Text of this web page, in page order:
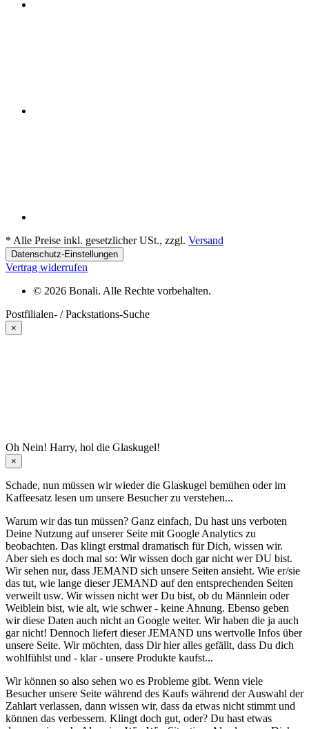
* Alle Preise inkl. gesetzlicher USt., zzgl. Versand
Datenschutz-Einstellungen
Vertrag widerrufen
© 2026 Bonali. Alle Rechte vorbehalten.
Postfilialen- / Packstations-Suche
×
Oh Nein! Harry, hol die Glaskugel!
×
Schade, nun müssen wir wieder die Glaskugel bemühen oder im
Kaffeesatz lesen um unsere Besucher zu verstehen...
Warum wir das tun müssen? Ganz einfach, Du hast uns verboten
Deine Nutzung auf unserer Seite mit Google Analytics zu
beobachten. Das klingt erstmal dramatisch für Dich, wissen wir.
Aber sieh es doch mal so: Wir wissen doch gar nicht wer DU bist.
Wir sehen nur, dass JEMAND sich unsere Seiten ansieht. Wie er/sie
das tut, wie lange dieser JEMAND auf den entsprechenden Seiten
verweilt usw. Wir wissen nicht wer Du bist, ob du Männlein oder
Weiblein bist, wie alt, wie schwer - keine Ahnung. Ebenso geben
wir diese Daten auch nicht an Google weiter. Wir haben die ja auch
gar nicht! Dennoch liefert dieser JEMAND uns wertvolle Infos über
unsere Seite. Wir möchten, dass Dir hier alles gefällt, dass Du dich
wohlfühlst und - klar - unsere Produkte kaufst...
Wir können so also sehen wo es Probleme gibt. Wenn viele
Besucher unsere Seite während des Kaufs während der Auswahl der
Zahlart verlassen, dann wissen wir, dass da etwas nicht stimmt und
können das verbessern. Klingt doch gut, oder? Du hast etwas